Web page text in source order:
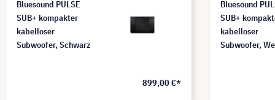
Bluesound PULSE
SUB+ kompakter
kabelloser
Subwoofer, Schwarz
899,00 €*
Bluesound
SUB+
kabelloser
Subwoofer,